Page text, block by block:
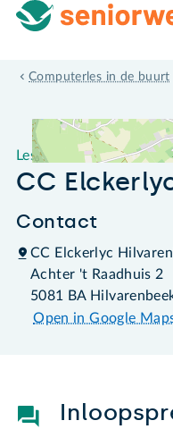
Computerles in de buurt
Leslocatie CC Elckerlyc
Leslocatie
CC
Contact
CC Elckerlyc
Achter 't Raadhuis 2
5081 BA
Open in Google